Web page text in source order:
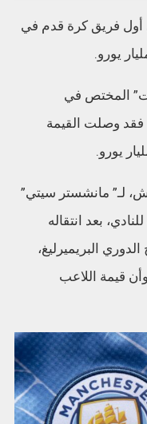
أول فريق كرة قدم في
يورو.
المختص في
فقد وصلت القيمة
لـ” مانشستر سيتي”
بعد انتقاله
البريميرليغ،
وأن قيمة اللاعب